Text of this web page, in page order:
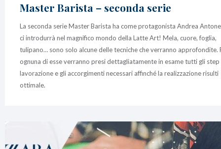
Master Barista – seconda serie
La seconda serie Master Barista ha come protagonista Andrea
ci introdurrà nel magnifico mondo della Latte Art! Mela, cuore, foglia,
tulipano… sono solo alcune delle tecniche che verranno approfondite.
ognuna di esse verranno presi dettagliatamente in esame tutti gli step
lavorazione e gli accorgimenti necessari affinché la realizzazione risulti
ottimale.